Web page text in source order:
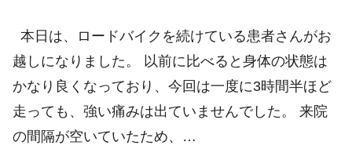
本日は、ロードバイクを続けている患者さんがお
越しになりました。 以前に比べると身体の状態は
かなり良くなっており、今回は一度に3時間半ほど
走っても、強い痛みは出ていませんでした。 来院
の間隔が空いていたため、…